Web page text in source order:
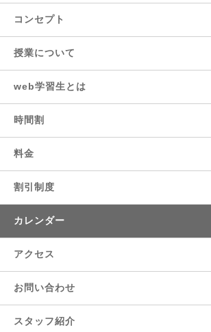
コンセプト
授業について
web学習生とは
時間割
料金
割引制度
カレンダー
アクセス
お問い合わせ
スタッフ紹介